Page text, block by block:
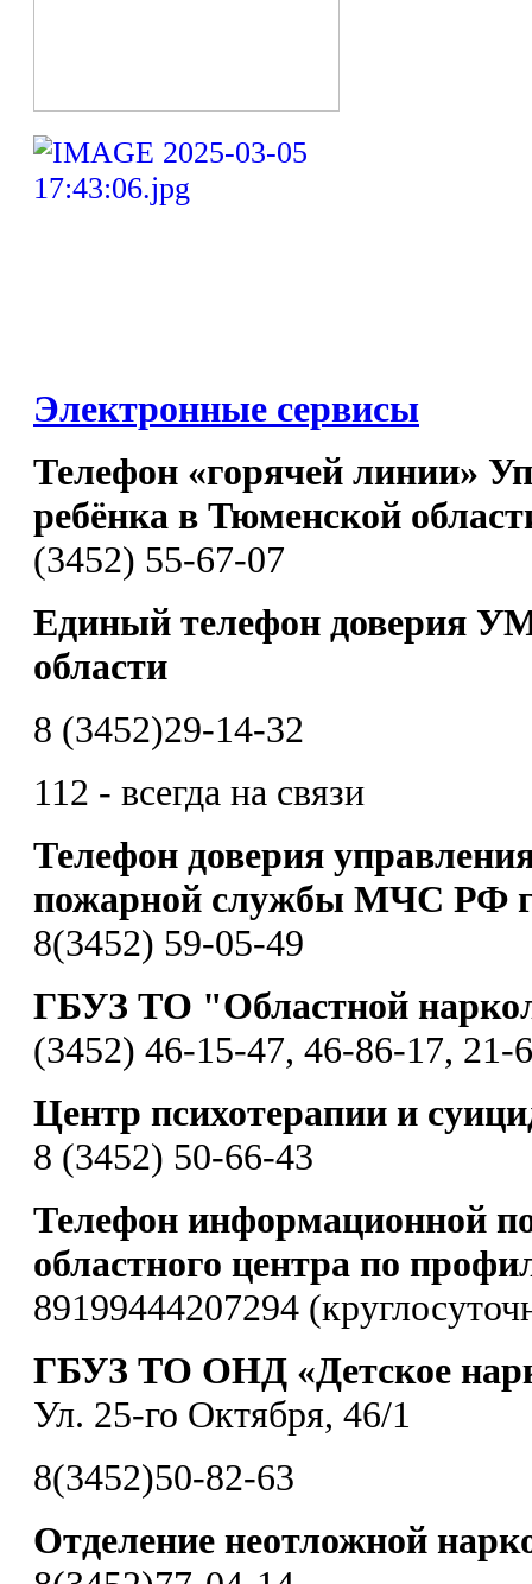
Электронные сервисы
Телефон «горячей линии»
ребёнка в Тюменской
(3452) 55-67-07
Единый телефон доверия
области
8 (3452)29-14-32
112 - всегда на связи
Телефон доверия
пожарной службы МЧС РФ
8(3452) 59-05-49
ГБУЗ ТО "Областной
(3452) 46-15-47, 46-86-17, 21-
Центр психотерапии и
8 (3452) 50-66-43
Телефон информационной
областного центра по
89199444207294
ГБУЗ ТО ОНД «Детское
Ул. 25-го Октября, 46/1
8(3452)50-82-63
Отделение неотложной